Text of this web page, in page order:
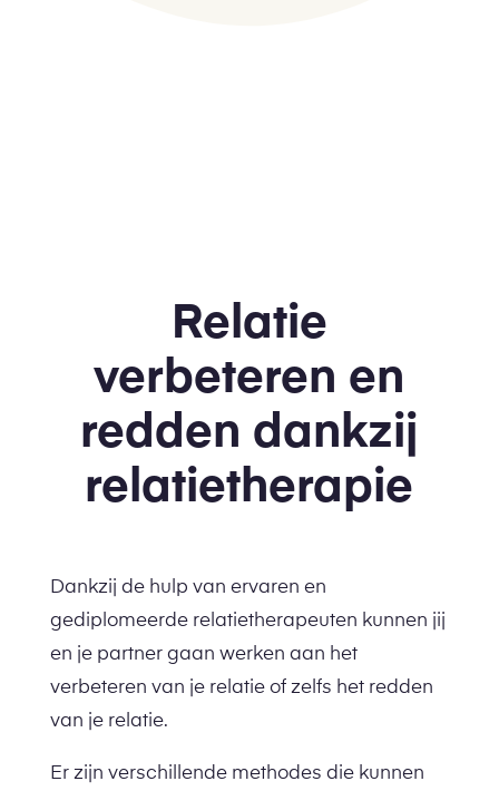
Relatie
verbeteren en
redden dankzij
relatietherapie
Dankzij de hulp van ervaren en
gediplomeerde relatietherapeuten kunnen jij
en je partner gaan werken aan het
verbeteren van je relatie of zelfs het redden
van je relatie.
Er zijn verschillende methodes die kunnen